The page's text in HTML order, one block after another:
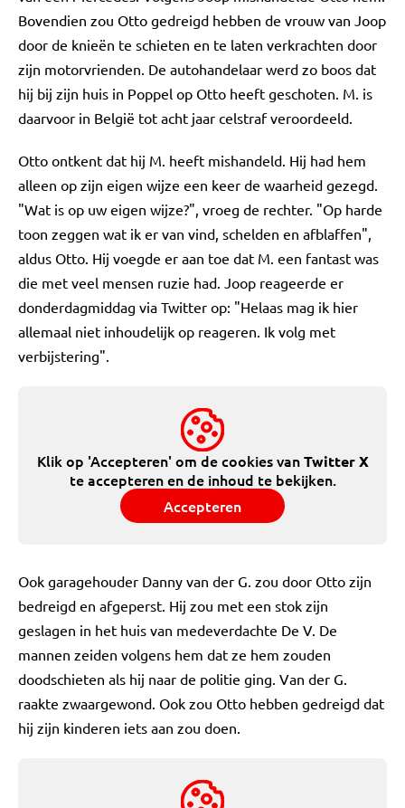
Bovendien zou Otto gedreigd hebben de vrouw van Joop
door de knieën te schieten en te laten verkrachten door
zijn motorvrienden. De autohandelaar werd zo boos dat
hij bij zijn huis in Poppel op Otto heeft geschoten. M. is
daarvoor in België tot acht jaar celstraf veroordeeld.
Otto ontkent dat hij M. heeft mishandeld. Hij had hem
alleen op zijn eigen wijze een keer de waarheid gezegd.
"Wat is op uw eigen wijze?", vroeg de rechter. "Op harde
toon zeggen wat ik er van vind, schelden en afblaffen",
aldus Otto. Hij voegde er aan toe dat M. een fantast was
die met veel mensen ruzie had. Joop reageerde er
donderdagmiddag via Twitter op: "Helaas mag ik hier
allemaal niet inhoudelijk op reageren. Ik volg met
verbijstering".
Klik op 'Accepteren' om de cookies vanTwitter X
te accepteren en de inhoud te bekijken.
Accepteren
Ook garagehouder Danny van der G. zou door Otto zijn
bedreigd en afgeperst. Hij zou met een stok zijn
geslagen in het huis van medeverdachte De V. De
mannen zeiden volgens hem dat ze hem zouden
doodschieten als hij naar de politie ging. Van der G.
raakte zwaargewond. Ook zou Otto hebben gedreigd dat
hij zijn kinderen iets aan zou doen.